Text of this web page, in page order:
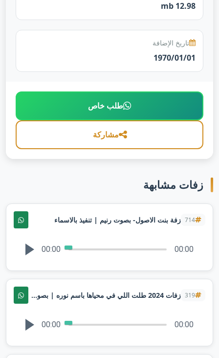
12.98 mb
تاريخ الإضافة
1970/01/01
طلب خاص
مشاركة
زفات مشابهة
714 زفة بنت الاصول- بصوت رنيم | تنفيذ بالاسماء
00:00 00:00
319 زفات 2024 طلت اللي في محياها باسم نوره | بصوت رزان | تنفيذها بالاسماء
00:00 00:00